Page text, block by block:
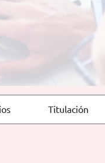
Titulación